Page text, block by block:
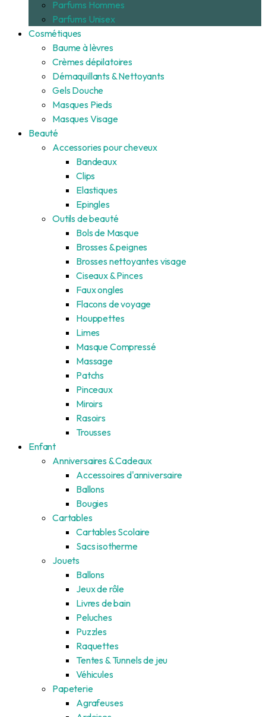
Parfums Hommes
Parfums Unisex
Cosmétiques
Baume à lèvres
Crèmes dépilatoires
Démaquillants & Nettoyants
Gels Douche
Masques Pieds
Masques Visage
Beauté
Accessories pour cheveux
Bandeaux
Clips
Elastiques
Epingles
Outils de beauté
Bols de Masque
Brosses & peignes
Brosses nettoyantes visage
Ciseaux & Pinces
Faux ongles
Flacons de voyage
Houppettes
Limes
Masque Compressé
Massage
Patchs
Pinceaux
Miroirs
Rasoirs
Trousses
Enfant
Anniversaires & Cadeaux
Accessoires d'anniversaire
Ballons
Bougies
Cartables
Cartables Scolaire
Sacs isotherme
Jouets
Ballons
Jeux de rôle
Livres de bain
Peluches
Puzzles
Raquettes
Tentes & Tunnels de jeu
Véhicules
Papeterie
Agrafeuses